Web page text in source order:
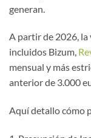
generan.
A partir de 2026,
incluidos Bizum,
mensual y más
anterior de 3.000
Aquí detallo cómo